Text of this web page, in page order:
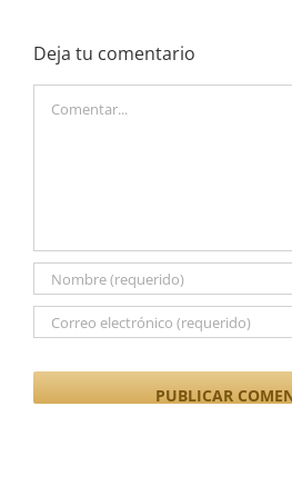
Deja tu comentario